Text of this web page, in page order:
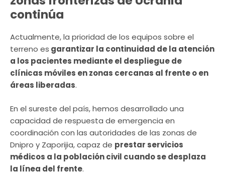
continúa
Actualmente, la prioridad de los equipos sobre el
terreno es garantizar la continuidad de la atención
a los pacientes mediante el despliegue de
clínicas móviles en zonas cercanas al frente o en
áreas liberadas.
En el sureste del país, hemos desarrollado una
capacidad de respuesta de emergencia en
coordinación con las autoridades de las zonas de
Dnipro y Zaporijia, capaz de prestar servicios
médicos a la población civil cuando se desplaza
la línea del frente.